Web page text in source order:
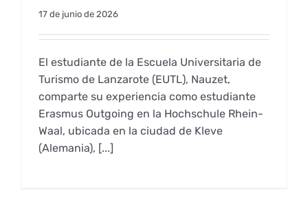
17 de junio de 2026
El estudiante de la Escuela Universitaria de
Turismo de Lanzarote (EUTL), Nauzet,
comparte su experiencia como estudiante
Erasmus Outgoing en la Hochschule Rhein-
Waal, ubicada en la ciudad de Kleve
(Alemania), [...]